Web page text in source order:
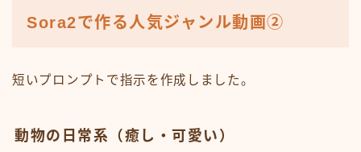
Sora2で作る人気ジャンル動画②
短いプロンプトで指示を作成しました。
動物の日常系（癒し・可愛い）